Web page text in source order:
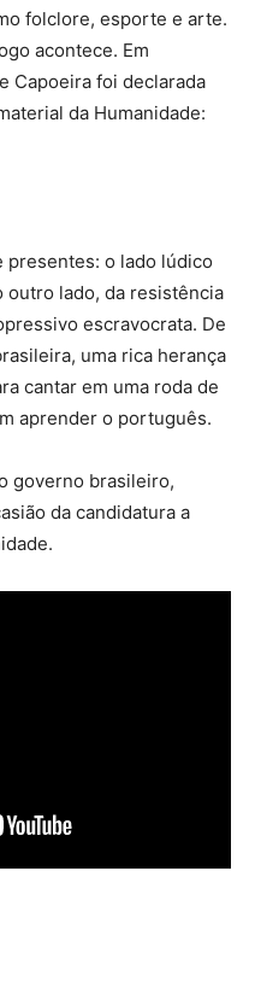
folclore, esporte e arte.
acontece. Em
Capoeira foi declarada
da Humanidade:
presentes: o lado lúdico
outro lado, da resistência
escravocrata. De
uma rica herança
cantar em uma roda de
aprender o português.
governo brasileiro,
da candidatura a